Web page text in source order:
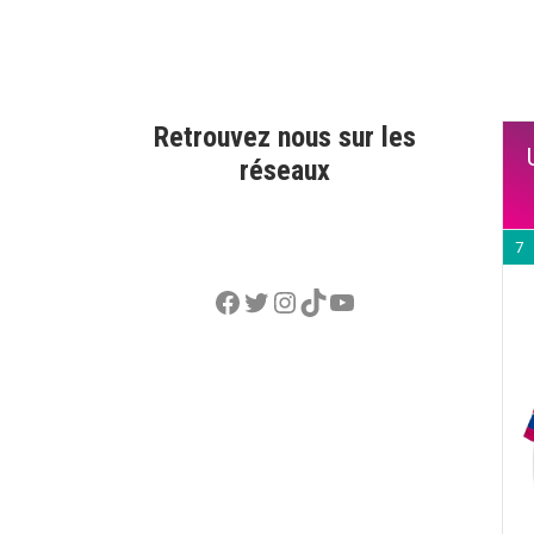
Retrouvez nous sur les
réseaux
Facebook
Twitter
Instagram
TikTok
YouTube
7